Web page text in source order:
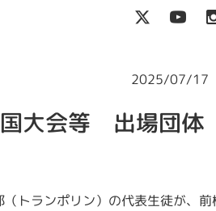
2025/07/17
大会等 出場団体
トランポリン） の代表生徒が、前